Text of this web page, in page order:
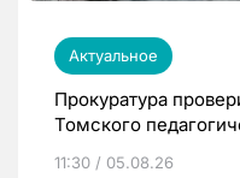
Актуальное
Прокуратура
Томского
11:30 / 05.08.26